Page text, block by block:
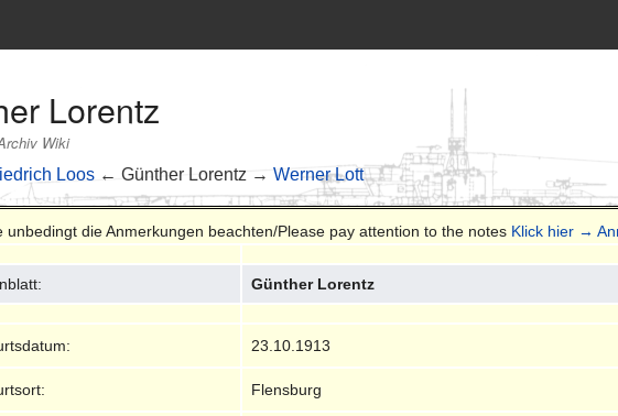
Lorentz
Wiki
Loos ← Günther Lorentz →Werner Lott
unbedingt die Anmerkungen beachten/Please pay attention to the notes Klick hier →
Günther Lorentz
23.10.1913
Flensburg